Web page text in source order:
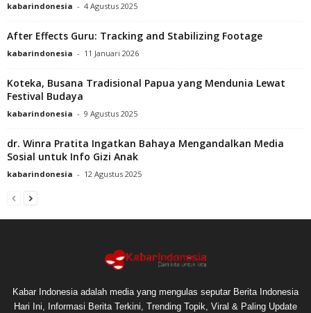
kabarindonesia - 4 Agustus 2025
After Effects Guru: Tracking and Stabilizing Footage
kabarindonesia - 11 Januari 2026
Koteka, Busana Tradisional Papua yang Mendunia Lewat
Festival Budaya
kabarindonesia - 9 Agustus 2025
dr. Winra Pratita Ingatkan Bahaya Mengandalkan Media
Sosial untuk Info Gizi Anak
kabarindonesia - 12 Agustus 2025
Kabar Indonesia adalah media yang mengulas seputar Berita Indonesia
Hari Ini, Informasi Berita Terkini, Trending Topik, Viral & Paling Update